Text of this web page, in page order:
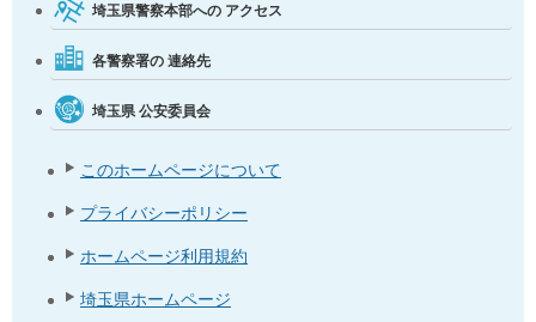
埼玉県警察本部への アクセス
各警察署の 連絡先
埼玉県 公安委員会
このホームページについて
プライバシーポリシー
ホームページ利用規約
埼玉県ホームページ